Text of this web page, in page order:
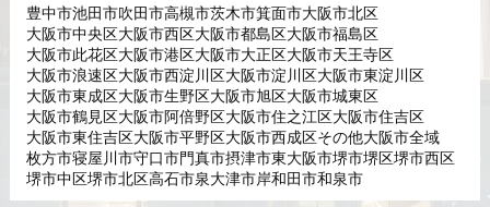
豊中市池田市吹田市高槻市茨木市箕面市大阪市北区
大阪市中央区大阪市西区大阪市都島区大阪市福島区
大阪市此花区大阪市港区大阪市大正区大阪市天王寺区
大阪市浪速区大阪市西淀川区大阪市淀川区大阪市東淀川区
大阪市東成区大阪市生野区大阪市旭区大阪市城東区
大阪市鶴見区大阪市阿倍野区大阪市住之江区大阪市住吉区
大阪市東住吉区大阪市平野区大阪市西成区その他大阪市全域
枚方市寝屋川市守口市門真市摂津市東大阪市堺市堺区堺市西区
堺市中区堺市北区高石市泉大津市岸和田市和泉市